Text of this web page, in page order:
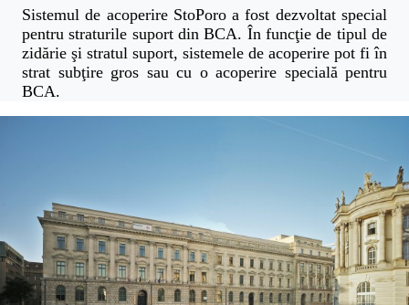
Sistemul de acoperire StoPoro a fost dezvoltat special
pentru straturile suport din BCA. În funcţie de tipul de
zidărie şi stratul suport, sistemele de acoperire pot fi în
strat subţire gros sau cu o acoperire specială pentru
BCA.